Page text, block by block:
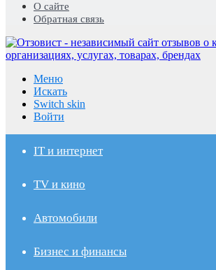
О сайте
Обратная связь
Меню
Искать
Switch skin
Войти
IT и интернет
TV и кино
Автомобили
Бизнес и финансы